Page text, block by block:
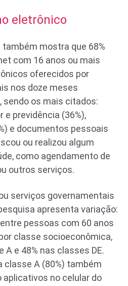
eletrônico
mostra que 68%
com 16 anos ou mais
oferecidos por
nos doze meses
sendo os mais citados:
e previdência (36%),
e documentos pessoais
ou realizou algum
como agendamento de
outros serviços.
serviços governamentais
apresenta variação:
pessoas com 60 anos
classe socioeconômica,
A e 48% nas classes DE.
classe A (80%) também
no celular do